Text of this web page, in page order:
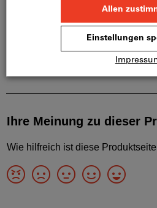
Downloads & Dokumente